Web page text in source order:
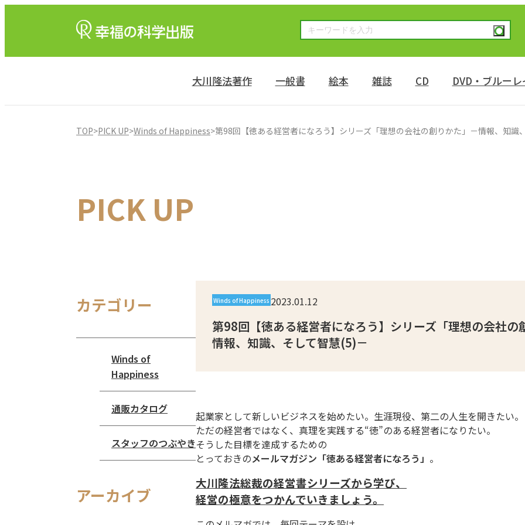
大川隆法著作 一般書 絵本 雑誌 CD DVD・ブルーレ
TOP>PICK UP>Winds of Happiness>第98回【徳ある経営者になろう】シリーズ「理想の会社の創りかた」－情報、知識
PICK UP
Winds of Happiness 2023.01.12
第98回【徳ある経営者になろう】シリーズ「理想の会社の
情報、知識、そして智慧(5)－
起業家として新しいビジネスを始めたい。生涯現役、第二の人生を開きたい。
ただの経営者ではなく、真理を実践する“徳”のある経営者になりたい。
そうした目標を達成するための
とっておきのメールマガジン「徳ある経営者になろう」 。
大川隆法総裁の経営書シリーズから学び、
経営の極意をつかんでいきましょう。
カテゴリー
Winds of
Happiness
通販カタログ
スタッフのつぶやき
アーカイブ